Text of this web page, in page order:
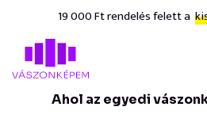
19 000 Ft rendelés felett a
Ahol az egyedi